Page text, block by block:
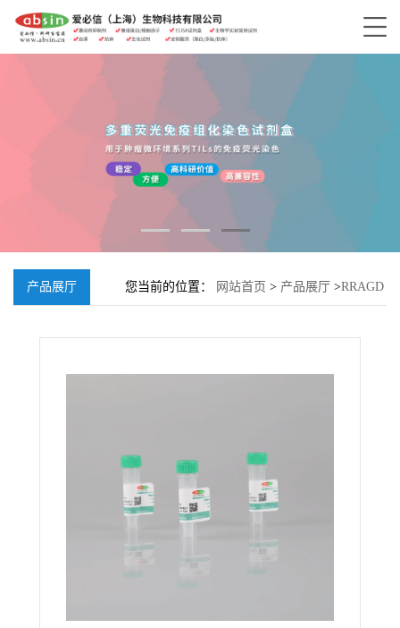
产品展厅 您当前的位置： 网站首页 > 产品展厅 >RRAGD